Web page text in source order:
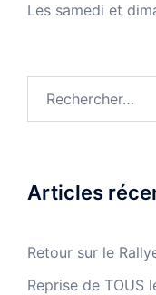
Les samedi et
Articles
Retour sur le
Reprise de TOUS